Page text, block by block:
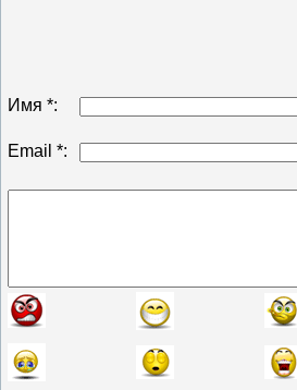
Имя *:
Email *: